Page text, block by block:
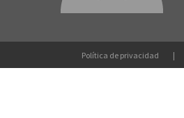
Política de privacidad